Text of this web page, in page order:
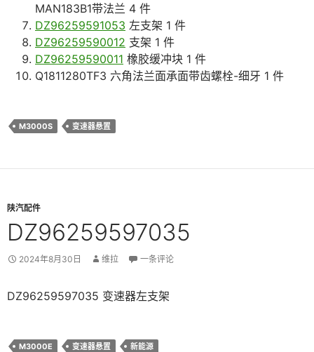
MAN183B1带法兰 4 件
DZ96259591053 左支架 1 件
DZ96259590012 支架 1 件
DZ96259590011 橡胶缓冲块 1 件
Q1811280TF3 六角法兰面承面带齿螺栓-细牙 1 件
M3000S 变速器悬置
陕汽配件
DZ96259597035
2024年8月30日 维拉 一条评论
DZ96259597035 变速器左支架
M3000E 变速器悬置 新能源